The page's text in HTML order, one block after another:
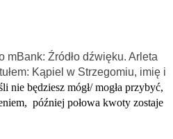
mBank: Źródło dźwięku. Arleta
Kąpiel w Strzegomiu, imię i
nie będziesz mógł/ mogła przybyć,
później połowa kwoty zostaje